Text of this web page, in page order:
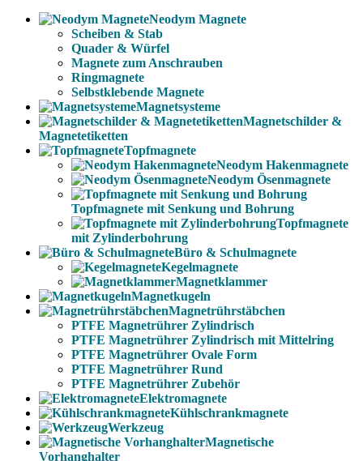
Neodym Magnete
Scheiben & Stab
Quader & Würfel
Magnete zum Anschrauben
Ringmagnete
Selbstklebende Magnete
Magnetsysteme
Magnetschilder &
Magnetetiketten
Topfmagnete
Neodym Hakenmagnete
Neodym Ösenmagnete
Topfmagnete mit Senkung und Bohrung
Topfmagnete
mit Zylinderbohrung
Büro & Schulmagnete
Kegelmagnete
Magnetklammer
Magnetkugeln
Magnetrührstäbchen
PTFE Magnetrührer Zylindrisch
PTFE Magnetrührer Zylindrisch mit Mittelring
PTFE Magnetrührer Ovale Form
PTFE Magnetrührer Rund
PTFE Magnetrührer Zubehör
Elektromagnete
Kühlschrankmagnete
Werkzeug
Magnetische
Vorhanghalter